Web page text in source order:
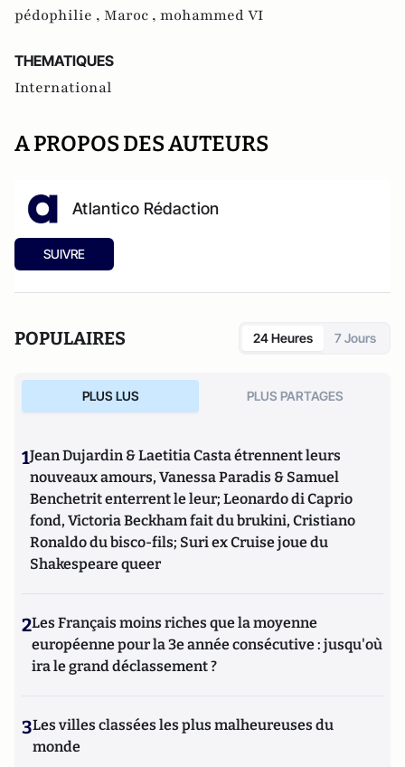
pédophilie , Maroc , mohammed VI
THEMATIQUES
International
A PROPOS DES AUTEURS
Atlantico Rédaction
SUIVRE
POPULAIRES 24 Heures 7 Jours
PLUS LUS PLUS PARTAGES
1Jean Dujardin & Laetitia Casta étrennent leurs
nouveaux amours, Vanessa Paradis & Samuel
Benchetrit enterrent le leur; Leonardo di Caprio
fond, Victoria Beckham fait du brukini, Cristiano
Ronaldo du bisco-fils; Suri ex Cruise joue du
Shakespeare queer
2Les Français moins riches que la moyenne
européenne pour la 3e année consécutive : jusqu'où
ira le grand déclassement ?
3Les villes classées les plus malheureuses du
monde